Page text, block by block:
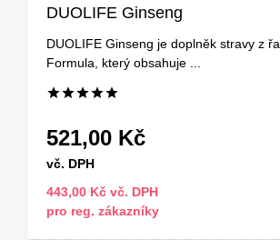
DUOLIFE Ginseng
DUOLIFE Ginseng je doplněk stravy z
Formula, který obsahuje ...
521,00 Kč
vč. DPH
443,00 Kč vč. DPH
pro reg. zákazníky